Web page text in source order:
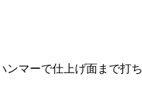
ンマーで仕上げ面まで打ち